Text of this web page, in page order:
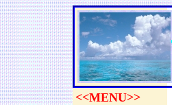
<<MENU>>